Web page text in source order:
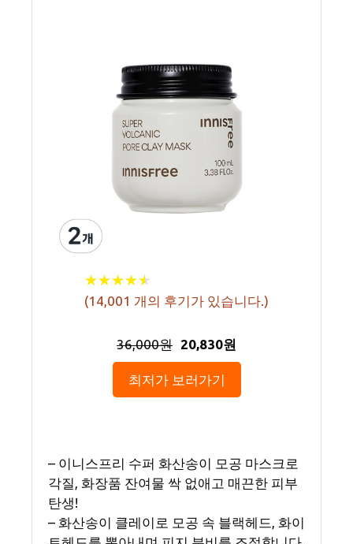
★★★★★
★★★★★
(14,001 개의 후기가 있습니다.)
36,000원 20,830원
최저가 보러가기
– 이니스프리 수퍼 화산송이 모공 마스크로
각질, 화장품 잔여물 싹 없애고 매끈한 피부
탄생!
– 화산송이 클레이로 모공 속 블랙헤드, 화이